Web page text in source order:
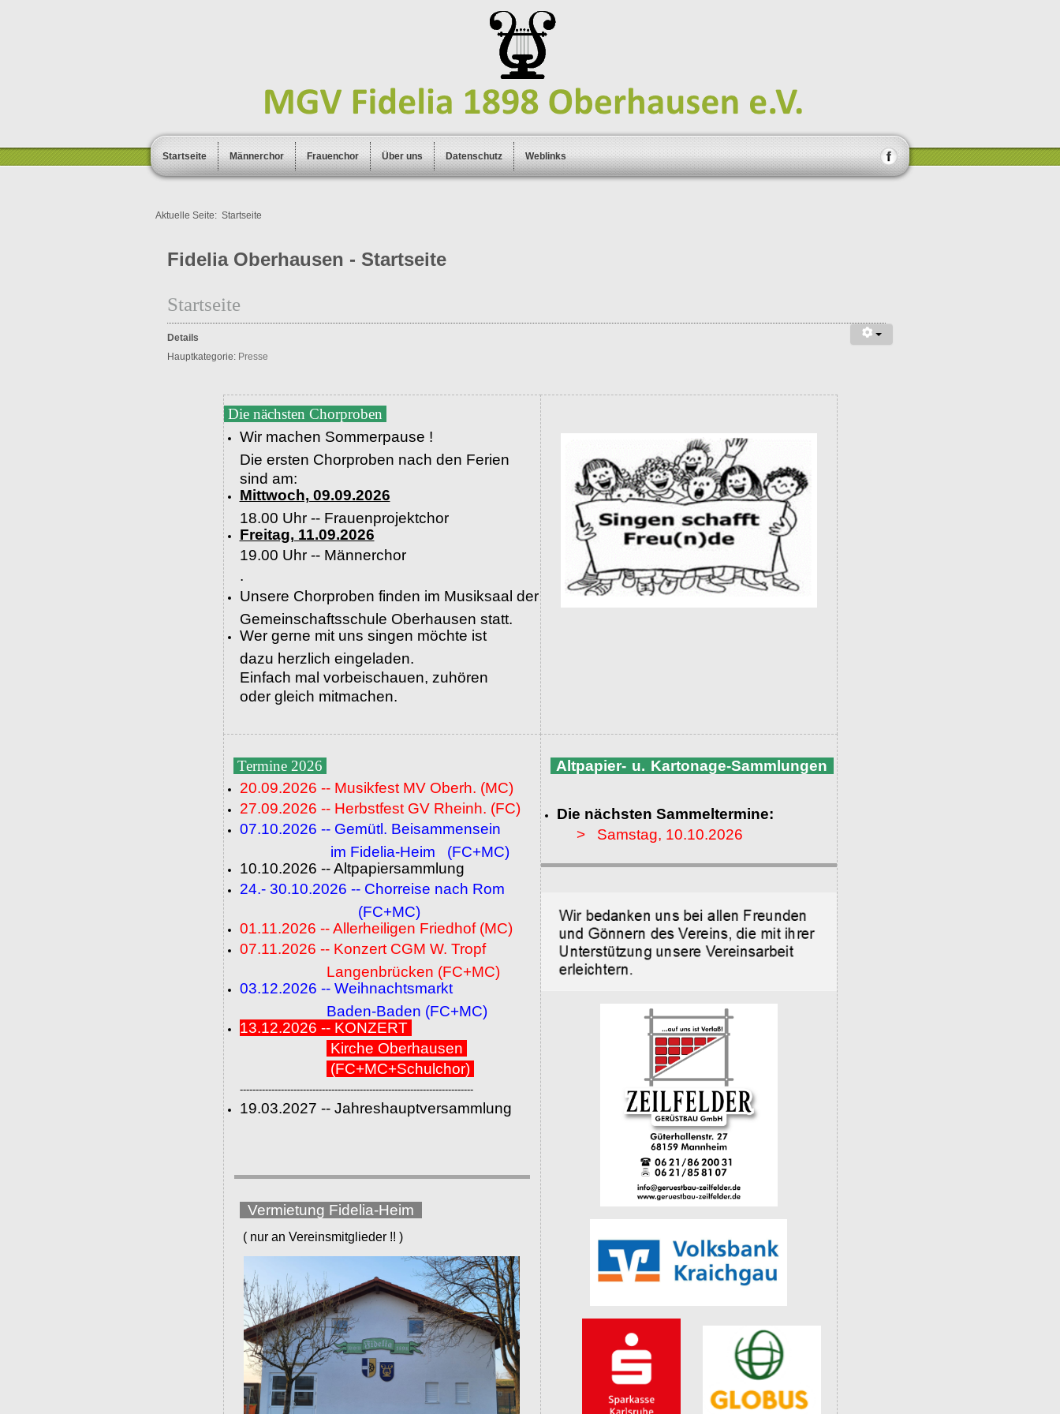
Startseite Männerchor Frauenchor Über uns Datenschutz Weblinks
Aktuelle Seite: Startseite
Fidelia Oberhausen - Startseite
Startseite
Details
Hauptkategorie: Presse
Die nächsten Chorproben
Wir machen Sommerpause !
Die ersten Chorproben nach den Ferien
sind am:
Mittwoch, 09.09.2026
18.00 Uhr -- Frauenprojektchor
Freitag, 11.09.2026
19.00 Uhr -- Männerchor
.
Unsere Chorproben finden im Musiksaal der
Gemeinschaftsschule Oberhausen statt.
Wer gerne mit uns singen möchte ist
dazu herzlich eingeladen.
Einfach mal vorbeischauen, zuhören
oder gleich mitmachen.
Termine 2026
20.09.2026 -- Musikfest MV Oberh. (MC)
27.09.2026 -- Herbstfest GV Rheinh. (FC)
07.10.2026 -- Gemütl. Beisammensein
im Fidelia-Heim (FC+MC)
10.10.2026 -- Altpapiersammlung
24.- 30.10.2026 -- Chorreise nach Rom
(FC+MC)
01.11.2026 -- Allerheiligen Friedhof (MC)
07.11.2026 -- Konzert CGM W. Tropf
Langenbrücken (FC+MC)
03.12.2026 -- Weihnachtsmarkt
Baden-Baden (FC+MC)
13.12.2026 -- KONZERT
Kirche Oberhausen
(FC+MC+Schulchor)
--------------------------------------------------------------------------
19.03.2027 -- Jahreshauptversammlung
Vermietung Fidelia-Heim
( nur an Vereinsmitglieder !! )
Altpapier- u. Kartonage-Sammlungen
Die nächsten Sammeltermine:
> Samstag, 10.10.2026